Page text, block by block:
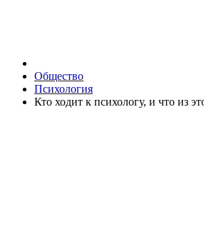
Общество
Психология
Кто ходит к психологу, и что из